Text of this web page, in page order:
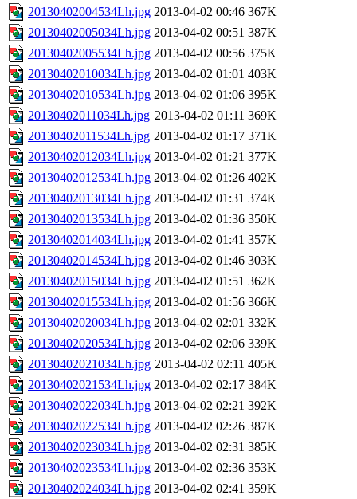
20130402004534Lh.jpg 2013-04-02 00:46 367K
20130402005034Lh.jpg 2013-04-02 00:51 387K
20130402005534Lh.jpg 2013-04-02 00:56 375K
20130402010034Lh.jpg 2013-04-02 01:01 403K
20130402010534Lh.jpg 2013-04-02 01:06 395K
20130402011034Lh.jpg 2013-04-02 01:11 369K
20130402011534Lh.jpg 2013-04-02 01:17 371K
20130402012034Lh.jpg 2013-04-02 01:21 377K
20130402012534Lh.jpg 2013-04-02 01:26 402K
20130402013034Lh.jpg 2013-04-02 01:31 374K
20130402013534Lh.jpg 2013-04-02 01:36 350K
20130402014034Lh.jpg 2013-04-02 01:41 357K
20130402014534Lh.jpg 2013-04-02 01:46 303K
20130402015034Lh.jpg 2013-04-02 01:51 362K
20130402015534Lh.jpg 2013-04-02 01:56 366K
20130402020034Lh.jpg 2013-04-02 02:01 332K
20130402020534Lh.jpg 2013-04-02 02:06 339K
20130402021034Lh.jpg 2013-04-02 02:11 405K
20130402021534Lh.jpg 2013-04-02 02:17 384K
20130402022034Lh.jpg 2013-04-02 02:21 392K
20130402022534Lh.jpg 2013-04-02 02:26 387K
20130402023034Lh.jpg 2013-04-02 02:31 385K
20130402023534Lh.jpg 2013-04-02 02:36 353K
20130402024034Lh.jpg 2013-04-02 02:41 359K